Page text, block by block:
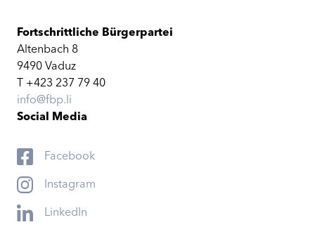
Fortschrittliche Bürgerpartei
Altenbach 8
9490 Vaduz
T +423 237 79 40
info@fbp.li
Social Media
Facebook
Instagram
LinkedIn